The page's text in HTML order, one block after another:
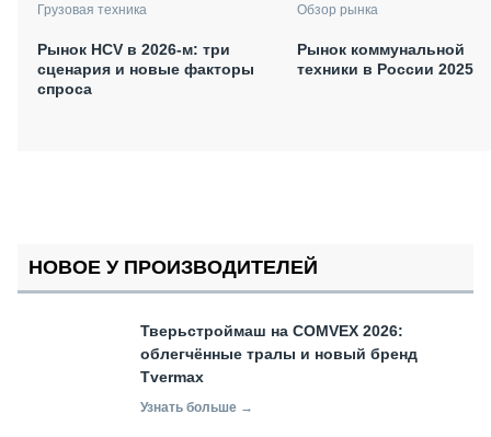
Грузовая техника
Рынок HCV в 2026-м: три
сценария и новые факторы
спроса
Обзор рынка
Рынок коммунальной
техники в России 2025
НОВОЕ У ПРОИЗВОДИТЕЛЕЙ
Тверьстроймаш на COMVEX 2026:
облегчённые тралы и новый бренд
Tvermax
Узнать больше →